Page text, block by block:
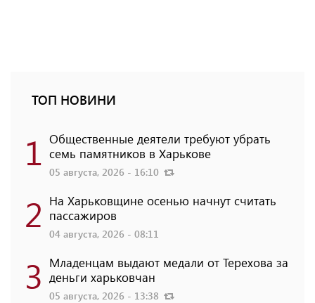
ТОП НОВИНИ
1 Общественные деятели требуют убрать
семь памятников в Харькове
05 августа, 2026 - 16:10
2 На Харьковщине осенью начнут считать
пассажиров
04 августа, 2026 - 08:11
3 Младенцам выдают медали от Терехова за
деньги харьковчан
05 августа, 2026 - 13:38